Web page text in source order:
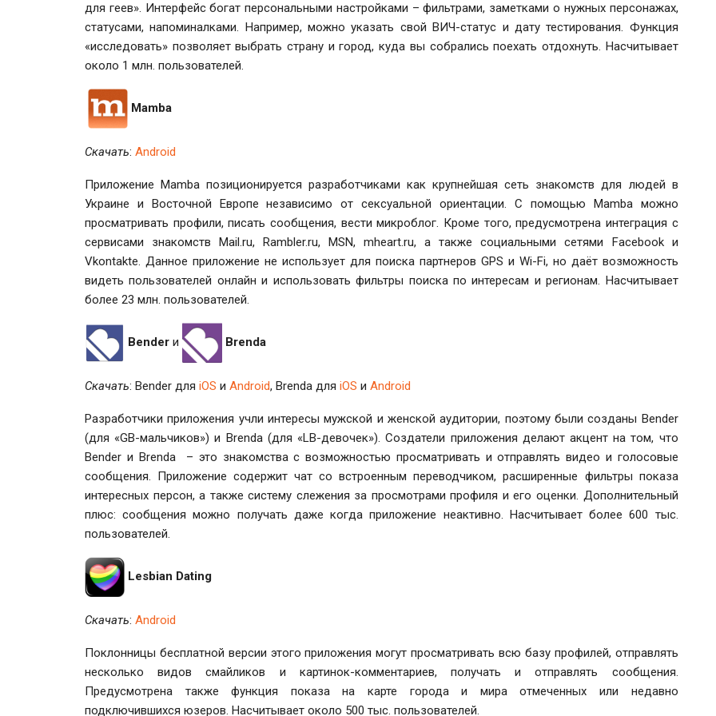
для геев». Интерфейс богат персональными настройками – фильтрами, заметками о нужных персонажах,
статусами, напоминалками. Например, можно указать свой ВИЧ-статус и дату тестирования. Функция
«исследовать» позволяет выбрать страну и город, куда вы собрались поехать отдохнуть. Насчитывает
около 1 млн. пользователей.
Mambа
Скачать: Android
Приложение Mamba позиционируется разработчиками как крупнейшая сеть знакомств для людей в
Украине и Восточной Европе независимо от сексуальной ориентации. С помощью Mamba можно
просматривать профили, писать сообщения, вести микроблог. Кроме того, предусмотрена интеграция с
сервисами знакомств Mail.ru, Rambler.ru, MSN, mheart.ru, а также социальными сетями Facebook и
Vkontakte. Данное приложение не использует для поиска партнеров GPS и Wi-Fi, но даёт возможность
видеть пользователей онлайн и использовать фильтры поиска по интересам и регионам. Насчитывает
более 23 млн. пользователей.
Bender и Brenda
Скачать: Bender для iOS и Android, Brenda для iOS и Android
Разработчики приложения учли интересы мужской и женской аудитории, поэтому были созданы Bender
(для «GB-мальчиков») и Brenda (для «LB-девочек»). Создатели приложения делают акцент на том, что
Bender и Brenda – это знакомства с возможностью просматривать и отправлять видео и голосовые
сообщения. Приложение содержит чат со встроенным переводчиком, расширенные фильтры показа
интересных персон, а также систему слежения за просмотрами профиля и его оценки. Дополнительный
плюс: сообщения можно получать даже когда приложение неактивно. Насчитывает более 600 тыс.
пользователей.
Lesbian Dating
Скачать: Android
Поклонницы бесплатной версии этого приложения могут просматривать всю базу профилей, отправлять
несколько видов смайликов и картинок-комментариев, получать и отправлять сообщения.
Предусмотрена также функция показа на карте города и мира отмеченных или недавно
подключившихся юзеров. Насчитывает около 500 тыс. пользователей.